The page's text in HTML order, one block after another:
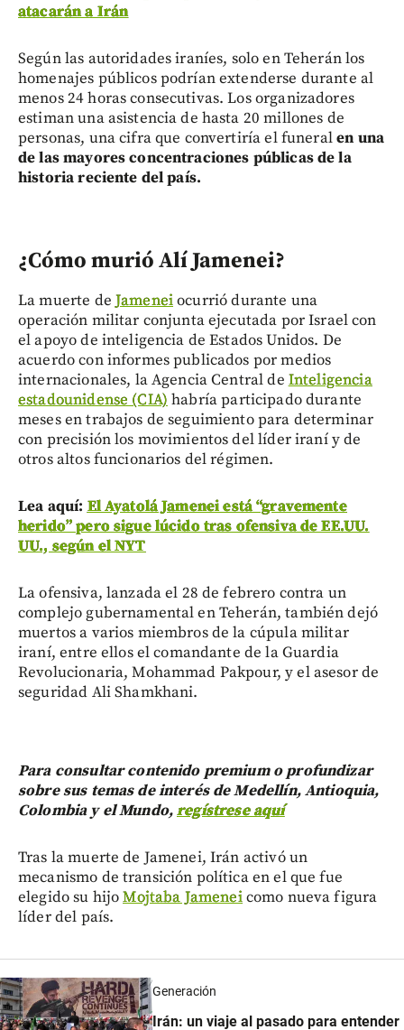
atacarán a Irán
Según las autoridades iraníes, solo en Teherán los
homenajes públicos podrían extenderse durante al
menos 24 horas consecutivas. Los organizadores
estiman una asistencia de hasta 20 millones de
personas, una cifra que convertiría el funeralen una
de las mayores concentraciones públicas de la
historia reciente del país.
¿Cómo murió Alí Jamenei?
La muerte de Jameneiocurrió durante una
operación militar conjunta ejecutada por Israel con
el apoyo de inteligencia de Estados Unidos. De
acuerdo con informes publicados por medios
internacionales, la Agencia Central de Inteligencia
estadounidense (CIA) habría participado durante
meses en trabajos de seguimiento para determinar
con precisión los movimientos del líder iraní y de
otros altos funcionarios del régimen.
Lea aquí: El Ayatolá Jamenei está “gravemente
herido” pero sigue lúcido tras ofensiva de EE.UU.
UU., según el NYT
La ofensiva, lanzada el 28 de febrero contra un
complejo gubernamental en Teherán, también dejó
muertos a varios miembros de la cúpula militar
iraní, entre ellos el comandante de la Guardia
Revolucionaria, Mohammad Pakpour, y el asesor de
seguridad Ali Shamkhani.
Para consultar contenido premium o profundizar
sobre sus temas de interés de Medellín, Antioquia,
Colombia y el Mundo,regístrese aquí
Tras la muerte de Jamenei, Irán activó un
mecanismo de transición política en el que fue
elegido su hijoMojtaba Jameneicomo nueva figura
líder del país.
Generación
Irán: un viaje al pasado para entender